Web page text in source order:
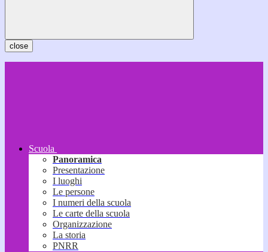
close
Scuola
Panoramica
Presentazione
I luoghi
Le persone
I numeri della scuola
Le carte della scuola
Organizzazione
La storia
PNRR